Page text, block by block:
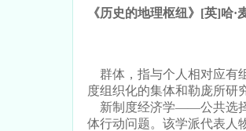
《历史的地理枢纽》 [英]哈·
群体，指与个人相对应有
度组织化的集体和勒庞所研
新制度经济学——公共选择
体行动问题。该学派代表人